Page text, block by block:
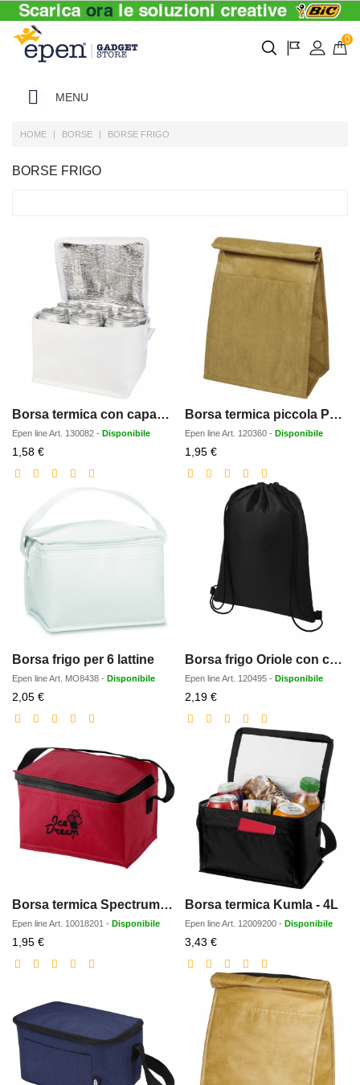
0
MENU
HOME BORSE BORSE FRIGO
BORSE FRIGO
Borsa termica con capacita per 6 lattine in tessuto non tessuto riciclato certificato GRS Spectrum - 4L
Epen lineArt. 130082 - Disponibile
1,58 €Prezzo
scontato
Borsa termica piccola Papyrus - 3L
Epen lineArt. 120360 - Disponibile
1,95 €Prezzo
scontato
Borsa frigo per 6 lattine
Epen lineArt. MO8438 - Disponibile
2,05 €Prezzo
scontato
Borsa frigo Oriole con cordoncino da 12 lattine - 5L
Epen lineArt. 120495 - Disponibile
2,19 €Prezzo
scontato
Borsa termica Spectrum per 6 lattine - 4L
Epen lineArt. 10018201 - Disponibile
1,95 €Prezzo
scontato
Borsa termica Kumla - 4L
Epen lineArt. 12009200 - Disponibile
3,43 €Prezzo
scontato